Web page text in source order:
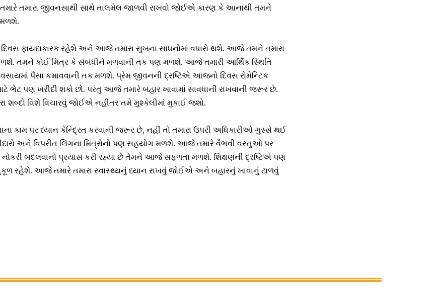
તમારા જીવનસાથી સાથે તાલમેલ જાળવી રાખવો જોઈએ કારણ કે આનાથી તમને
દિવસ ફાયદાકારક રહેશે અને આજે તમારા સુખના સાધનોમાં વધારો થશે. આજે તમને તમારા
તમને કોઈ મિત્ર કે સંબંધીને મળવાની તક પણ મળશે. આજે તમારી આર્થિક સ્થિતિ
પૈસા કમાવવાની તક મળશે. પ્રેમ જીવનની દ્રષ્ટિએ આજનો દિવસ રોમેન્ટિક
ભેટ પણ ખરીદી શકો છો. પરંતુ આજે તમારે બહાર ખાવામાં સાવધાની રાખવાની જરૂર છે.
શબ્દો વિશે વિચારવું જોઈએ નહીંતર તમે મુશ્કેલીમાં મુકાઈ જશો.
કામ પર ધ્યાન કેન્દ્રિત કરવાની જરૂર છે, નહીં તો તમારા ઉપરી અધિકારીઓ ગુસ્સે થઈ
અને વિપરીત લિંગના મિત્રોનો પણ સહયોગ મળશે. આજે તમારે વૈભવી વસ્તુઓ પર
નોકરી બદલવાનો પ્રયાસ કરી રહ્યા છે તેમને આજે સફળતા મળશે. શિક્ષણની દ્રષ્ટિએ પણ
રહેશે. આજે તમારે તમારા સ્વાસ્થ્યનું ધ્યાન રાખવું જોઈએ અને બહારનું ખાવાનું ટાળવું